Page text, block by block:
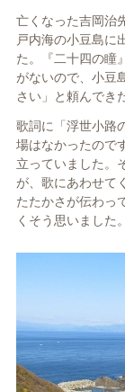
亡くなった吉岡治
戸内海の小豆島に
た。『二十四の瞳
がないので、小豆
さい」と頼んでき
歌詞に「浮世小路
場はなかったので
立っていました。
が、歌にあわせて
たたかさが伝わっ
くそう思いました。